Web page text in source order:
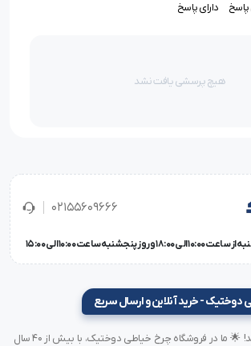
دارای پاسخ
هیچ پرسشی یافت نشد
02155609666
ساعت 10:00 الی 15:00
- خرید آنلاین و ارسال سریع
به دوختیک خوش آمدید! 🌟 ما در فروشگاه چرخ خیاطی دوختیک، با بیش از ۴۰ سال